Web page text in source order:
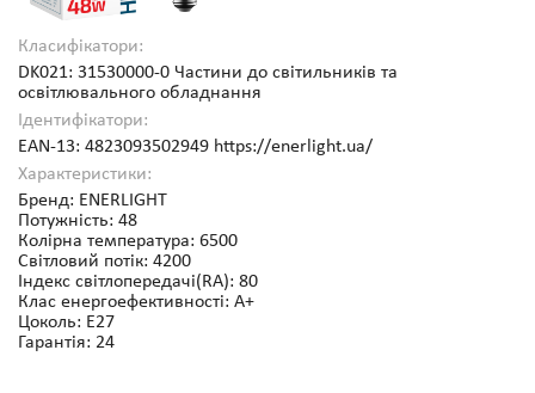
Класифікатори:
DK021: 31530000-0 Частини до світильників та
освітлювального обладнання
Ідентифікатори:
EAN-13: 4823093502949 https://enerlight.ua/
Характеристики:
Бренд: ENERLIGHT
Потужність: 48
Колірна температура: 6500
Світловий потік: 4200
Індекс світлопередачі(RA): 80
Клас енергоефективності: А+
Цоколь: E27
Гарантія: 24